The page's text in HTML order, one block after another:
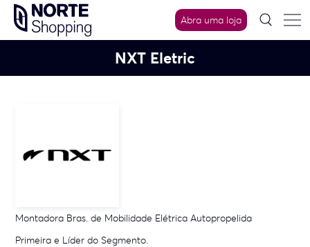
Skip
content
Abra uma loja
NXT Eletric
Montadora Bras. de Mobilidade Elétrica Autopropelida
Primeira e Líder do Segmento.